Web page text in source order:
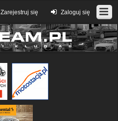
Zaloguj się
Zarejestruj się